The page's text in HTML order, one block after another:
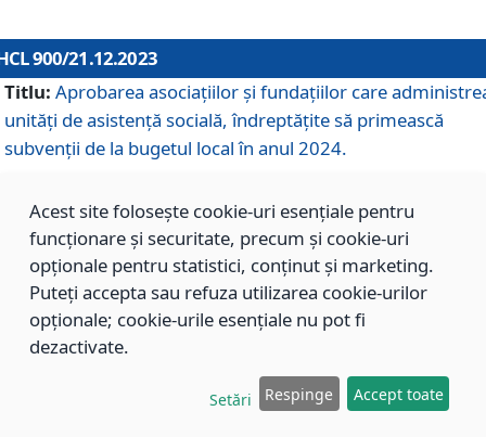
900/21.12.2023
Titlu: Aprobarea asociațiilor şi fundațiilor care
unități de asistenţă socială, îndreptăţite să primească
subvenţii de la bugetul local în anul 2024.
899/21.12.2023
Aprobarea standardelor de cost pentru serviciile
sociale furnizate în cadrul Direcției de Asistență Socială
Brașov, pentru anul 2024.
Modificarea Anexei la H.C.L. nr. 91 din 09.02.2018,
Acest site folosește cookie-uri esențiale pentru
funcționare și securitate, precum și cookie-uri
opționale pentru statistici, conținut și marketing.
Puteți accepta sau refuza utilizarea cookie-urilor
opționale; cookie-urile esențiale nu pot fi
dezactivate.
Setări Respinge Accept toate